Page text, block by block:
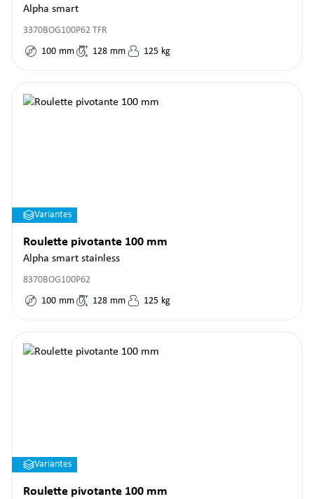
Alpha smart
3370BOG100P62 TFR
100 mm 128 mm 125 kg
Variantes
Roulette pivotante 100 mm
Alpha smart stainless
8370BOG100P62
100 mm 128 mm 125 kg
Variantes
Roulette pivotante 100 mm